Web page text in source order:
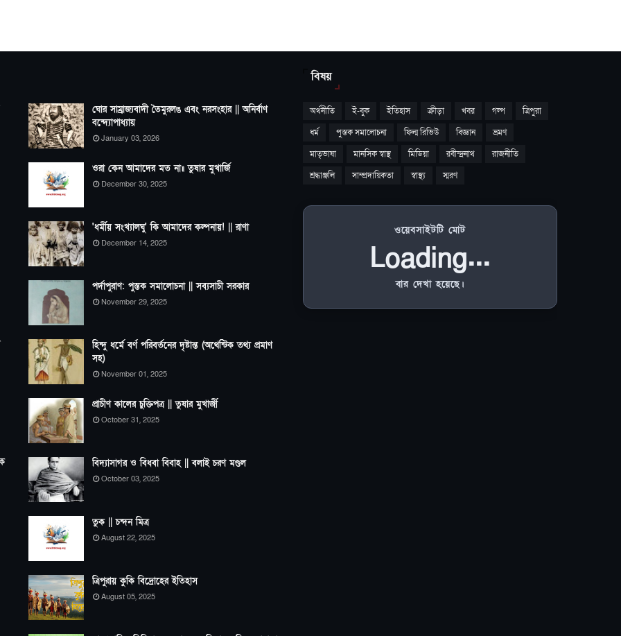
ঘোর সাম্রাজ্যবাদী তৈমুরলঙ এবং নরসংহার || অনির্বাণ
বন্দ্যোপাধ্যায়
January 03, 2026
ওরা কেন আমাদের মত না॥ তুষার মুখার্জি
December 30, 2025
'ধর্মীয় সংখ্যালঘু' কি আমাদের কল্পনায়! || রাণা
December 14, 2025
পর্দাপুরাণ: পুস্তক সমালোচনা || সব্যসাচী সরকার
November 29, 2025
হিন্দু ধর্মে বর্ণ পরিবর্তনের দৃষ্টান্ত (অথেন্টিক তথ্য প্রমাণ
সহ)
November 01, 2025
প্রাচীণ কালের চুক্তিপত্র || তুষার মুখার্জী
October 31, 2025
বিদ্যাসাগর ও বিধবা বিবাহ || বলাই চরণ মণ্ডল
October 03, 2025
তুক || চন্দন মিত্র
August 22, 2025
ত্রিপুরায় কুকি বিদ্রোহের ইতিহাস
August 05, 2025
বিষয়
অর্থনীতি ই-বুক ইতিহাস ক্রীড়া খবর গল্প
ত্রিপুরা
ধর্ম
পুস্তক সমালোচনা ফিল্ম রিভিউ বিজ্ঞান
ভ্রমণ
মাতৃভাষা
মানসিক স্বাস্থ মিডিয়া রবীন্দ্রনাথ
রাজনীতি
শ্রদ্ধাঞ্জলি
সাম্প্রদায়িকতা স্বাস্থ্য স্মরণ
ওয়েবসাইটটি মোট
Loading...
বার দেখা হয়েছে।